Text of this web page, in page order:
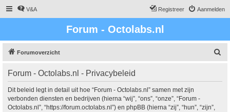
V&A Aanmelden
Registreer
Forum - Octolabs.nl
Forumoverzicht
Forum - Octolabs.nl - Privacybeleid
Dit beleid legt in detail uit hoe “Forum - Octolabs.nl” samen met zijn
verbonden diensten en bedrijven (hierna “wij”, “ons”, “onze”, “Forum -
Octolabs.nl”, “https://forum.octolabs.nl”) en phpBB (hierna “zij”, “hun”, “zijn”,